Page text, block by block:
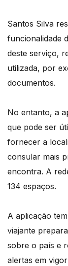
Santos Silva
funcionalidade
deste serviço,
utilizada, por
documentos.
No entanto, a
que pode ser
fornecer a
consular mais
encontra. A
134 espaços.
A aplicação
viajante
sobre o país e
alertas em